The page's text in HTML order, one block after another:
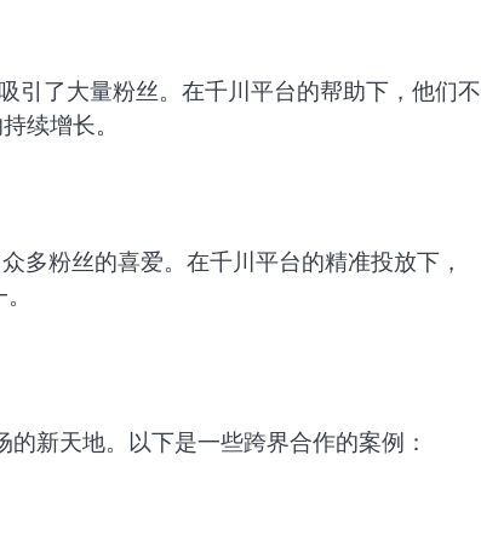
引了大量粉丝。在千川平台的帮助下，他们不
续增长。
多粉丝的喜爱。在千川平台的精准投放下，
新天地。以下是一些跨界合作的案例：